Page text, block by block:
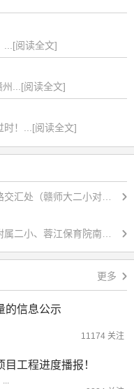
...[阅读全文]
...[阅读全文]
时！...[阅读全文]
处（赣师大二小对面）
动公园等超千亩公园自然大境;相邻新旅中书艺术综合体;十里花溪游乐园、新旅泰迪寰球冰雪世界、麋鹿星球、新世纪公园儿童游乐场、网红沙滩、滨江休闲公园等文旅配套。
更多
的信息公示
11174 关注
工程进度播报！
...